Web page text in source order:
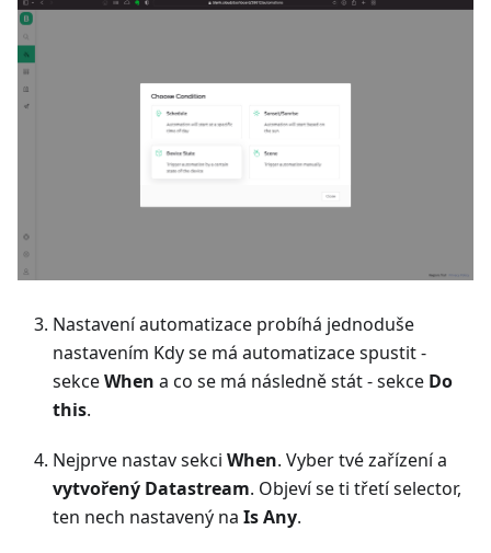
Nastavení automatizace probíhá jednoduše
nastavením Kdy se má automatizace spustit -
sekceWhen a co se má následně stát - sekce Do
this.
Nejprve nastav sekci When. Vyber tvé zařízení a
vytvořený Datastream. Objeví se ti třetí selector,
ten nech nastavený na Is Any.